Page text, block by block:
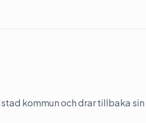
kommun och drar tillbaka